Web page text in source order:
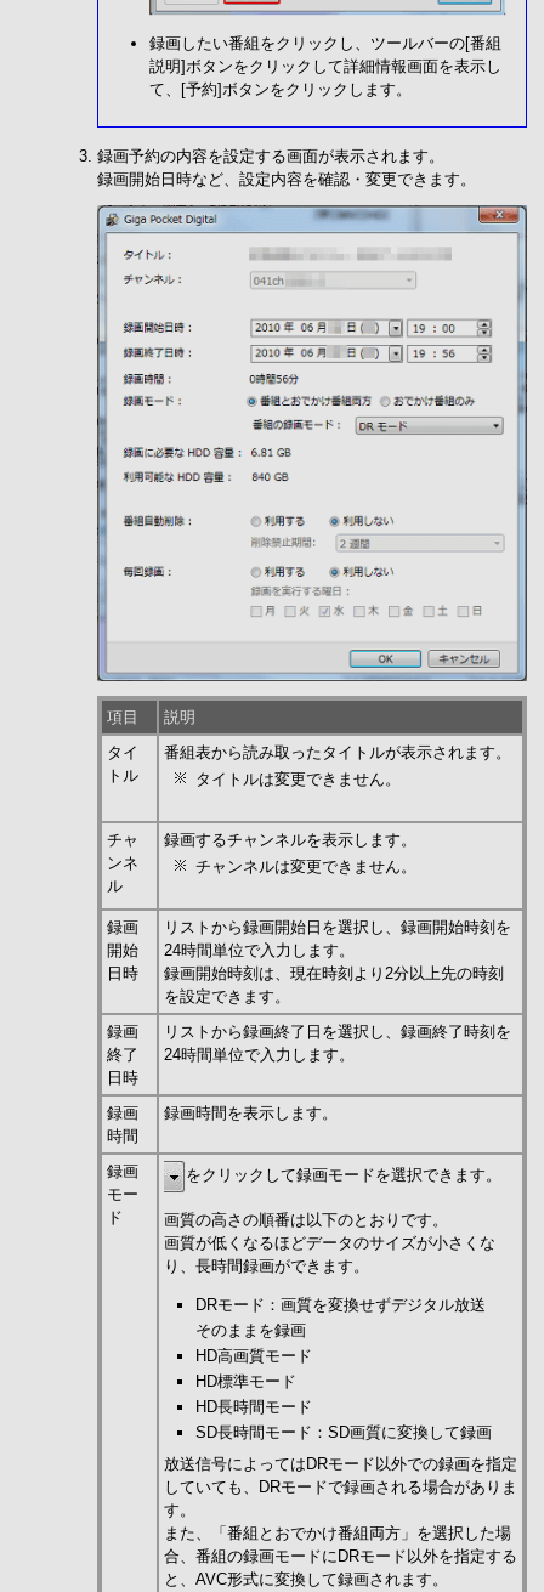
録画したい番組をクリックし、ツールバーの[番組
説明]ボタンをクリックして詳細情報画面を表示し
て、[予約]ボタンをクリックします。
録画予約の内容を設定する画面が表示されます。
録画開始日時など、設定内容を確認・変更できます。
項目
説明
タイ
トル
番組表から読み取ったタイトルが表示されます。
タイトルは変更できません。
チャ
ンネ
ル
録画するチャンネルを表示します。
チャンネルは変更できません。
録画
開始
日時
リストから録画開始日を選択し、録画開始時刻を
24時間単位で入力します。
録画開始時刻は、現在時刻より2分以上先の時刻
を設定できます。
録画
終了
日時
リストから録画終了日を選択し、録画終了時刻を
24時間単位で入力します。
録画
時間
録画時間を表示します。
録画
モー
ド
をクリックして録画モードを選択できます。
画質の高さの順番は以下のとおりです。
画質が低くなるほどデータのサイズが小さくな
り、長時間録画ができます。
DRモード：画質を変換せずデジタル放送
そのままを録画
HD高画質モード
HD標準モード
HD長時間モード
SD長時間モード：SD画質に変換して録画
放送信号によってはDRモード以外での録画を指定
していても、DRモードで録画される場合がありま
す。
また、「番組とおでかけ番組両方」を選択した場
合、番組の録画モードにDRモード以外を指定する
と、AVC形式に変換して録画されます。